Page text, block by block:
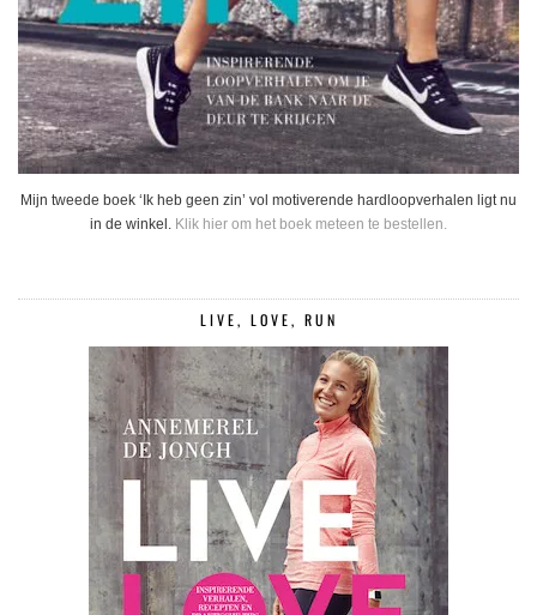
Mijn tweede boek ‘Ik heb geen zin’ vol motiverende hardloopverhalen ligt nu
in de winkel. Klik hier om het boek meteen te bestellen.
LIVE, LOVE, RUN